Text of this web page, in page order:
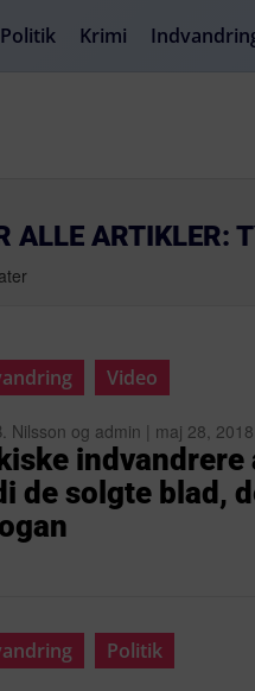
Politik Krimi
ALLE ARTIKLER:
Video
Nilsson og admin | maj 28, 2018
de solgte blad,
Politik